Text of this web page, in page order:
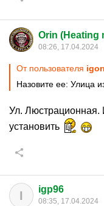
Orin (Heating
08:26, 17.04.2024
От пользователя
Назовите ее: Улица
Ул.
установить
I igp96
08:35, 17.04.2024